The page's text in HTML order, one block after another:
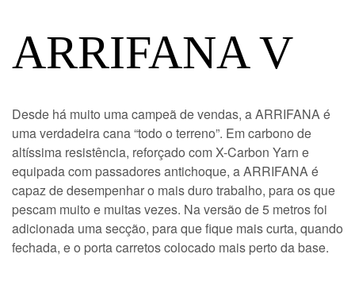
ARRIFANA V
Desde há muito uma campeã de vendas, a ARRIFANA é
uma verdadeira cana “todo o terreno”. Em carbono de
altíssima resistência, reforçado com X-Carbon Yarn e
equipada com passadores antichoque, a ARRIFANA é
capaz de desempenhar o mais duro trabalho, para os que
pescam muito e muitas vezes. Na versão de 5 metros foi
adicionada uma secção, para que fique mais curta, quando
fechada, e o porta carretos colocado mais perto da base.